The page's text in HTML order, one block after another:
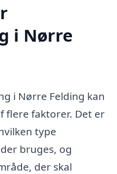
i Nørre
i Nørre Felding kan
flere faktorer. Det er
type
bruges, og
der skal